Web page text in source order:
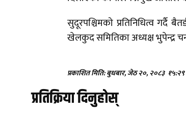
सुदूरपश्चिमको प्रतिनिधित्व
खेलकुद समितिका अध्यक्ष भुपेन्द्र
प्रकाशित मिति: बुधबार, जेठ २०, २०८३ १५:२९
प्रतिक्रिया दिनुहोस्